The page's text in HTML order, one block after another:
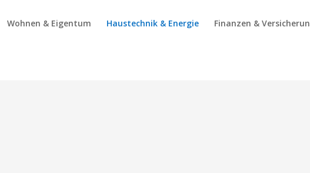
Wohnen & Eigentum Haustechnik & Energie Finanzen &